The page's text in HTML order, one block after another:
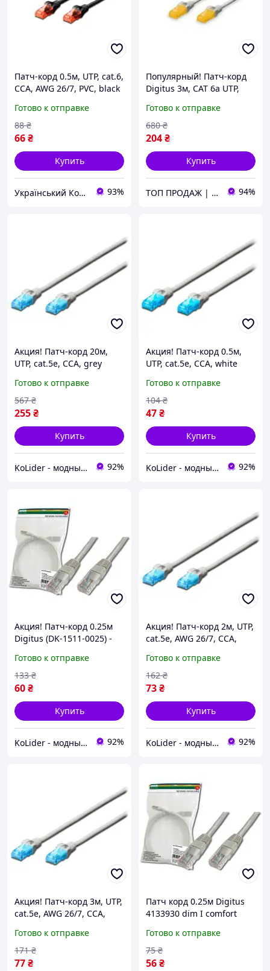
Патч-корд 0.5м, UTP, cat.6,
CCA, AWG 26/7, PVC, black
Готово к отправке
66₴
88 ₴
Купить
Український Кошик 93%
Популярный! Патч-корд
Digitus 3м, CAT 6a UTP,
1613-A-030) - Лучшее
качество только на
Nukleon.com.ua
Готово к отправке
204₴
680 ₴
Купить
ТОП ПРОДАЖ | Интернет-супермаркет «NUKLEON» 94%
Акция! Патч-корд 20м,
UTP, cat.5e, CCA, grey
лучшей цене!
Готово к отправке
255₴
567 ₴
Купить
KoLider - модный магазин 92%
Акция! Патч-корд 0.5м,
UTP, cat.5e, CCA, white
По лучшей цене!
Готово к отправке
47₴
104 ₴
Купить
KoLider - модный магазин 92%
Акция! Патч-корд 0.25м
Digitus (DK-1511-0025) -
Готово к отправке
60₴
133 ₴
Купить
KoLider - модный магазин 92%
Акция! Патч-корд 2м, UTP,
cat.5e, AWG 26/7, CCA,
1512-020) - По лучшей
цене!
Готово к отправке
73₴
162 ₴
Купить
KoLider - модный магазин 92%
Акция! Патч-корд 3м, UTP,
cat.5e, AWG 26/7, CCA,
1512-030) - По лучшей
цене!
Готово к отправке
77₴
171 ₴
Патч корд 0.25м Digitus
4133930 dim I comfort
Готово к отправке
56₴
75 ₴